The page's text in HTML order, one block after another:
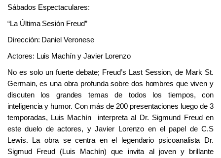
Sábados Espectaculares:
“La Última Sesión Freud”
Dirección: Daniel Veronese
Actores: Luis Machín y Javier Lorenzo
No es solo un fuerte debate; Freud’s Last Session, de Mark St.
Germain, es una obra profunda sobre dos hombres que viven y
discuten los grandes temas de todos los tiempos, con
inteligencia y humor. Con más de 200 presentaciones luego de 3
temporadas, Luis Machín interpreta al Dr. Sigmund Freud en
este duelo de actores, y Javier Lorenzo en el papel de C.S
Lewis. La obra se centra en el legendario psicoanalista Dr.
Sigmud Freud (Luis Machín) que invita al joven y brillante